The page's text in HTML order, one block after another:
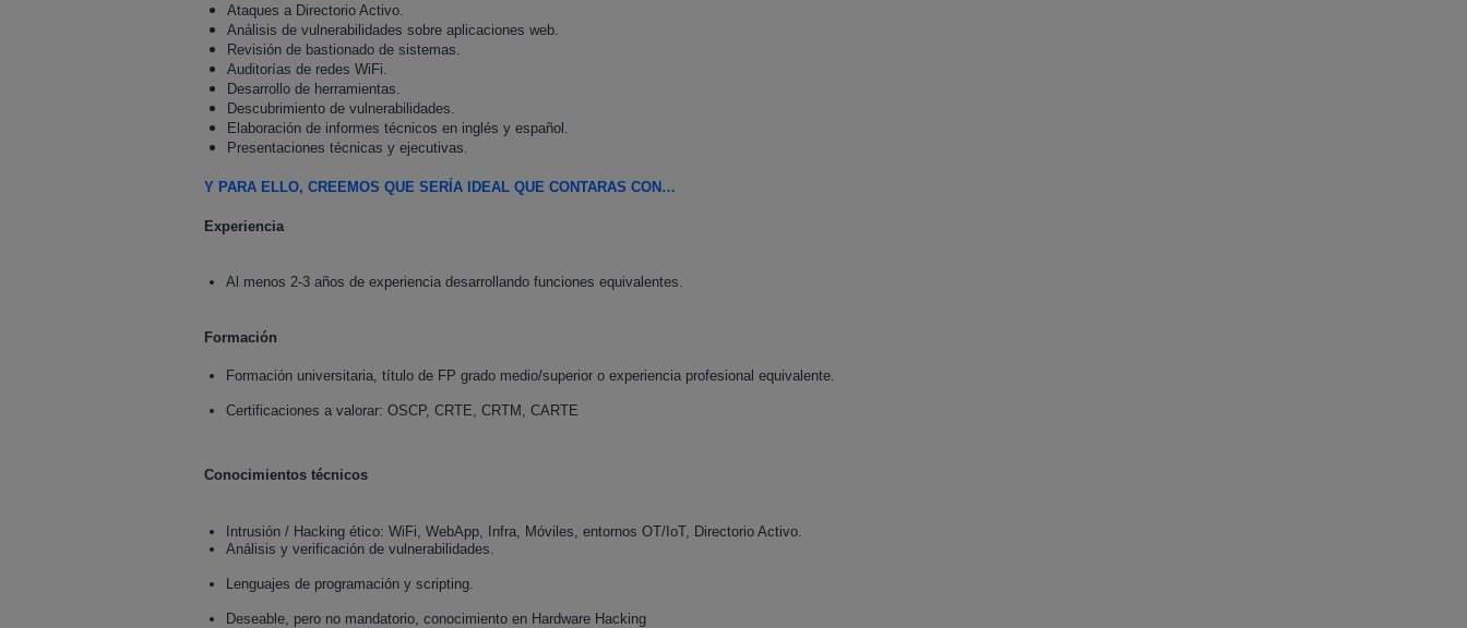
Ataques a Directorio Activo.
Análisis de vulnerabilidades sobre aplicaciones web.
Revisión de bastionado de sistemas.
Auditorías de redes WiFi.
Desarrollo de herramientas.
Descubrimiento de vulnerabilidades.
Elaboración de informes técnicos en inglés y español.
Presentaciones técnicas y ejecutivas.
Y PARA ELLO, CREEMOS QUE SERÍA IDEAL QUE CONTARAS CON…
Experiencia
Al menos 2-3 años de experiencia desarrollando funciones equivalentes.
Formación
Formación universitaria, título de FP grado medio/superior o experiencia profesional equivalente.
Certificaciones a valorar: OSCP, CRTE, CRTM, CARTE
Conocimientos técnicos
Intrusión / Hacking ético: WiFi, WebApp, Infra, Móviles, entornos OT/IoT, Directorio Activo.
Análisis y verificación de vulnerabilidades.
Lenguajes de programación y scripting.
Deseable, pero no mandatorio, conocimiento en Hardware Hacking